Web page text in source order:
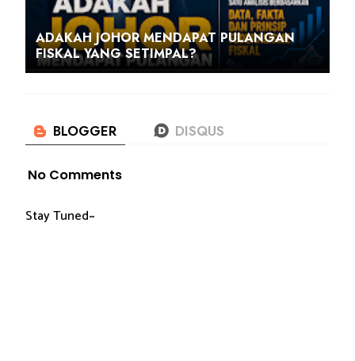
ADAKAH JOHOR MENDAPAT PULANGAN
FISKAL YANG SETIMPAL?
No Comments
Stay Tuned~